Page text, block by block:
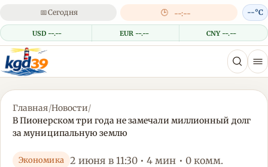
📅Сегодня 🕒 --:--
USD --.-- EUR --.-- CNY --.--
--°C
Главная/Новости/
В Пионерском три года не замечали миллионный долг
за муниципальную землю
Экономика 2 июня в 11:30 • 4 мин • 0 комм.